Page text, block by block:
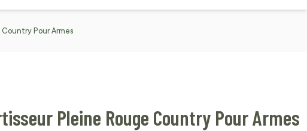
Pour Armes
Pleine Rouge Country Pour Armes